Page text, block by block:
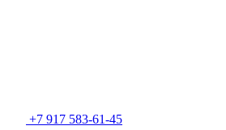
+7 917 583-61-45